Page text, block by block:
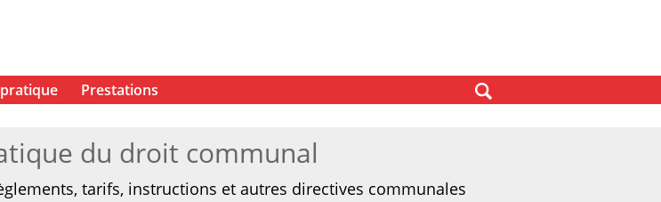
Prestations
du droit communal
tarifs, instructions et autres directives communales